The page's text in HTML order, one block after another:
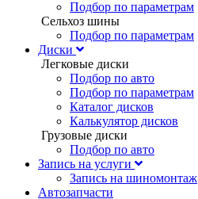
Подбор по параметрам
Сельхоз шины
Подбор по параметрам
Диски
Легковые диски
Подбор по авто
Подбор по параметрам
Каталог дисков
Калькулятор дисков
Грузовые диски
Подбор по авто
Запись на услуги
Запись на шиномонтаж
Автозапчасти